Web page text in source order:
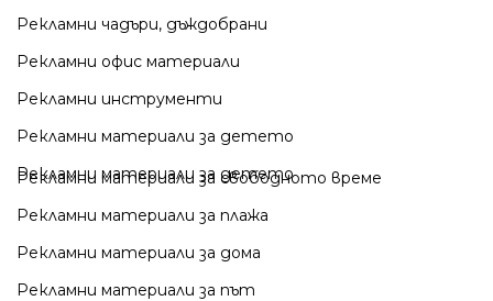
Рекламни чадъри, дъждобрани
Рекламни офис материали
Рекламни инструменти
Рекламни материали за детето
Рекламни материали за детето
Рекламни материали за свободното време
Рекламни материали за плажа
Рекламни материали за дома
Рекламни материали за път